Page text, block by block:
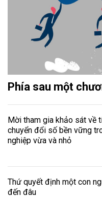
Phía sau một
Mời tham gia khảo sát về
chuyển đổi số bền vững
nghiệp vừa và nhỏ
Thứ quyết định một con
đến đâu